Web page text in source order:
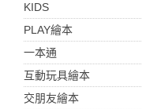
KIDS
PLAY繪本
一本通
互動玩具繪本
交朋友繪本